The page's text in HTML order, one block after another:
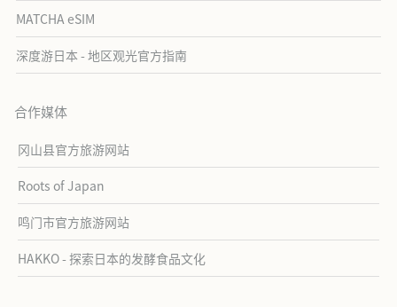
MATCHA eSIM
深度游日本 - 地区观光官方指南
合作媒体
冈山县官方旅游网站
Roots of Japan
鸣门市官方旅游网站
HAKKO - 探索日本的发酵食品文化